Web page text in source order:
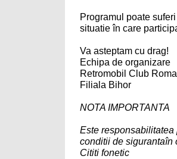
Programul poate
situatie în care
Va asteptam cu drag!
Echipa de organizare
Retromobil Club
Filiala Bihor
NOTA IMPORTANTA
Este
conditii de sigurantaîn
Cititi fonetic